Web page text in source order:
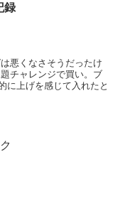
録
悪くなさそうだったけ
チャレンジで買い。ブ
に上げを感じて入れたと